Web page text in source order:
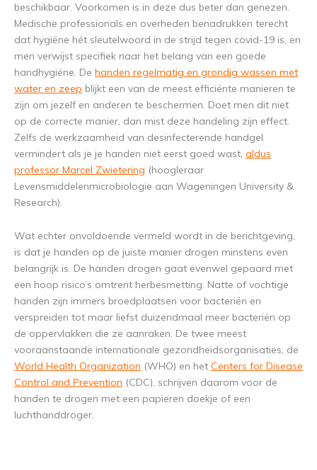
beschikbaar. Voorkomen is in deze dus beter dan genezen.
Medische professionals en overheden benadrukken terecht
dat hygiëne hét sleutelwoord in de strijd tegen covid-19 is, en
men verwijst specifiek naar het belang van een goede
handhygiëne. De handen regelmatig en grondig wassen met
water en zeep blijkt een van de meest efficiënte manieren te
zijn om jezelf en anderen te beschermen. Doet men dit niet
op de correcte manier, dan mist deze handeling zijn effect.
Zelfs de werkzaamheid van desinfecterende handgel
vermindert als je je handen niet eerst goed wast, aldus
professor Marcel Zwietering (hoogleraar
Levensmiddelenmicrobiologie aan Wageningen University &
Research).
Wat echter onvoldoende vermeld wordt in de berichtgeving,
is dat je handen op de juiste manier drogen minstens even
belangrijk is. De handen drogen gaat evenwel gepaard met
een hoop risico’s omtrent herbesmetting. Natte of vochtige
handen zijn immers broedplaatsen voor bacteriën en
verspreiden tot maar liefst duizendmaal meer bacteriën op
de oppervlakken die ze aanraken. De twee meest
vooraanstaande internationale gezondheidsorganisaties, de
World Health Organization (WHO) en het Centers for Disease
Control and Prevention (CDC), schrijven daarom voor de
handen te drogen met een papieren doekje of een
luchthanddroger.